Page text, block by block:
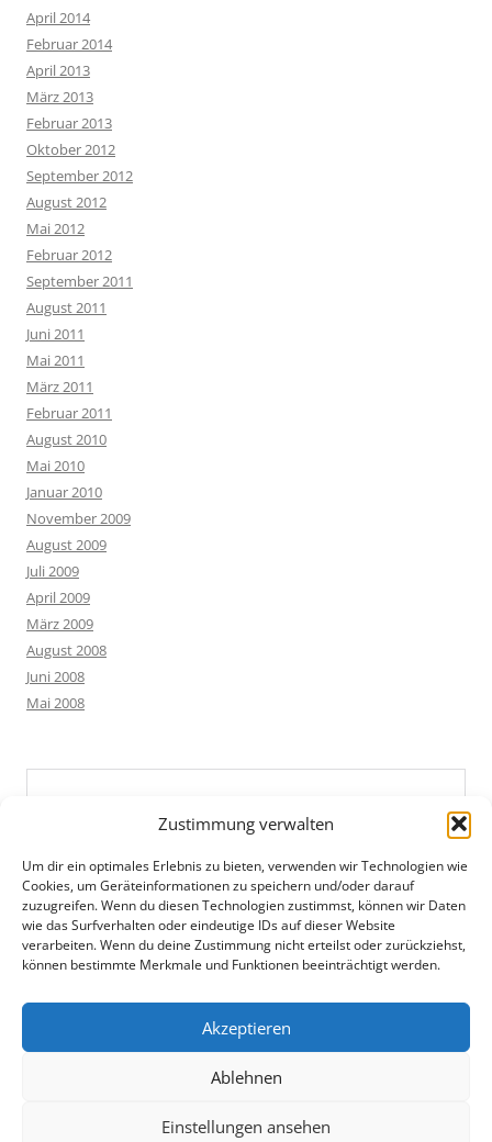
Zustimmung verwalten
Um dir ein optimales Erlebnis zu bieten, verwenden wir Technologien wie
Cookies, um Geräteinformationen zu speichern und/oder darauf
zuzugreifen. Wenn du diesen Technologien zustimmst, können wir Daten
wie das Surfverhalten oder eindeutige IDs auf dieser Website
verarbeiten. Wenn du deine Zustimmung nicht erteilst oder zurückziehst,
können bestimmte Merkmale und Funktionen beeinträchtigt werden.
Akzeptieren
Ablehnen
Einstellungen ansehen
April 2014
Februar 2014
April 2013
März 2013
Februar 2013
Oktober 2012
September 2012
August 2012
Mai 2012
Februar 2012
September 2011
August 2011
Juni 2011
Mai 2011
März 2011
Februar 2011
August 2010
Mai 2010
Januar 2010
November 2009
August 2009
Juli 2009
April 2009
März 2009
August 2008
Juni 2008
Mai 2008